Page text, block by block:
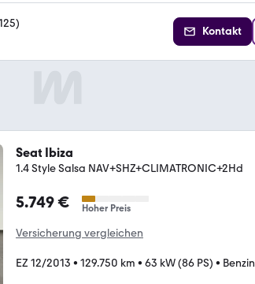
)
Kontakt
Seat Ibiza
1.4 Style Salsa NAV+SHZ+CLIMATRONIC+2Hd
5.749 € Hoher Preis
Versicherung vergleichen
EZ 12/2013 • 129.750 km • 63 kW (86 PS) • Benzin